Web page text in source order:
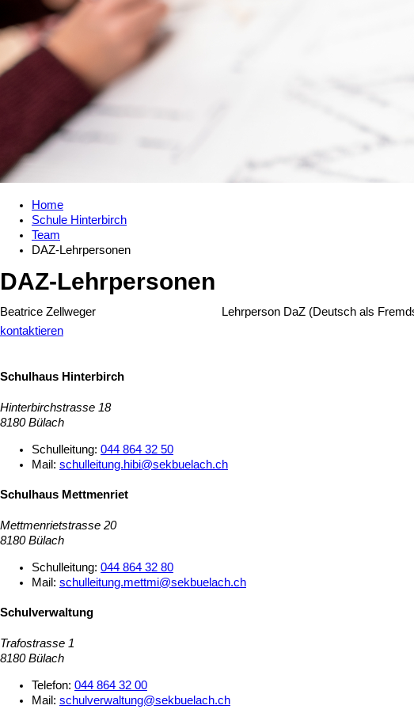
Home
Schule Hinterbirch
Team
DAZ-Lehrpersonen
DAZ-Lehrpersonen
Beatrice Zellweger
kontaktieren
Lehrperson DaZ (Deutsch als
Schulhaus Hinterbirch
Hinterbirchstrasse 18
8180 Bülach
Schulleitung: 044 864 32 50
Mail: schulleitung.hibi@sekbuelach.ch
Schulhaus Mettmenriet
Mettmenrietstrasse 20
8180 Bülach
Schulleitung: 044 864 32 80
Mail: schulleitung.mettmi@sekbuelach.ch
Schulverwaltung
Trafostrasse 1
8180 Bülach
Telefon: 044 864 32 00
Mail: schulverwaltung@sekbuelach.ch